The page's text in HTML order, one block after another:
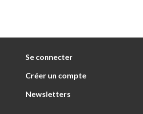
Se connecter
Créer un compte
Newsletters